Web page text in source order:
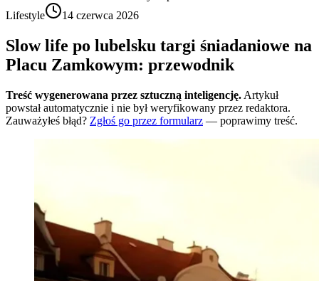
Lifestyle
14 czerwca 2026
Slow life po lubelsku targi śniadaniowe na
Placu Zamkowym: przewodnik
Treść wygenerowana przez sztuczną inteligencję. Artykuł
powstał automatycznie i nie był weryfikowany przez redaktora.
Zauważyłeś błąd? Zgłoś go przez formularz — poprawimy treść.